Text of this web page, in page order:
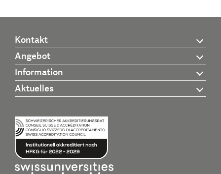
Kontakt
Angebot
Information
Aktuelles